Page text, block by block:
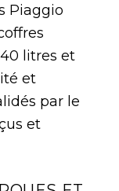
Piaggio
litres et
et
par le
et